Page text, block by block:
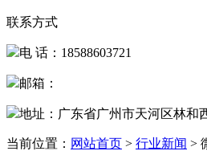
联系方式
电 话：18588603721
邮箱：
地址：广东省广州市天河区林和
当前位置： 网站首页 > 行业新闻 >